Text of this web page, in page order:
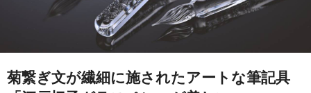
菊繋ぎ文が繊細に施されたアートな筆記具